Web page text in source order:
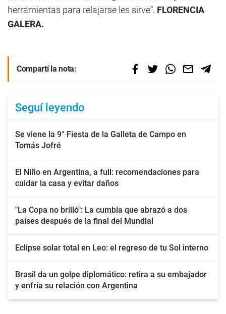
herramientas para relajarse les sirve”. FLORENCIA
GALERA.
Compartí la nota:
Seguí leyendo
Se viene la 9° Fiesta de la Galleta de Campo en
Tomás Jofré
El Niño en Argentina, a full: recomendaciones para
cuidar la casa y evitar daños
"La Copa no brilló": La cumbia que abrazó a dos
países después de la final del Mundial
Eclipse solar total en Leo: el regreso de tu Sol interno
Brasil da un golpe diplomático: retira a su embajador
y enfría su relación con Argentina